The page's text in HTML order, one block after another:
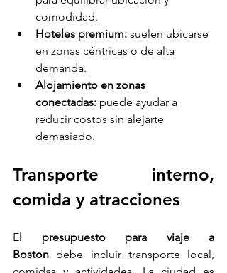
comodidad.
Hoteles premium: suelen ubicarse
en zonas céntricas o de alta
demanda.
Alojamiento en zonas
conectadas: puede ayudar a
reducir costos sin alejarte
demasiado.
Transporte interno,
comida y atracciones
El presupuesto para viaje a
Boston debe incluir transporte local,